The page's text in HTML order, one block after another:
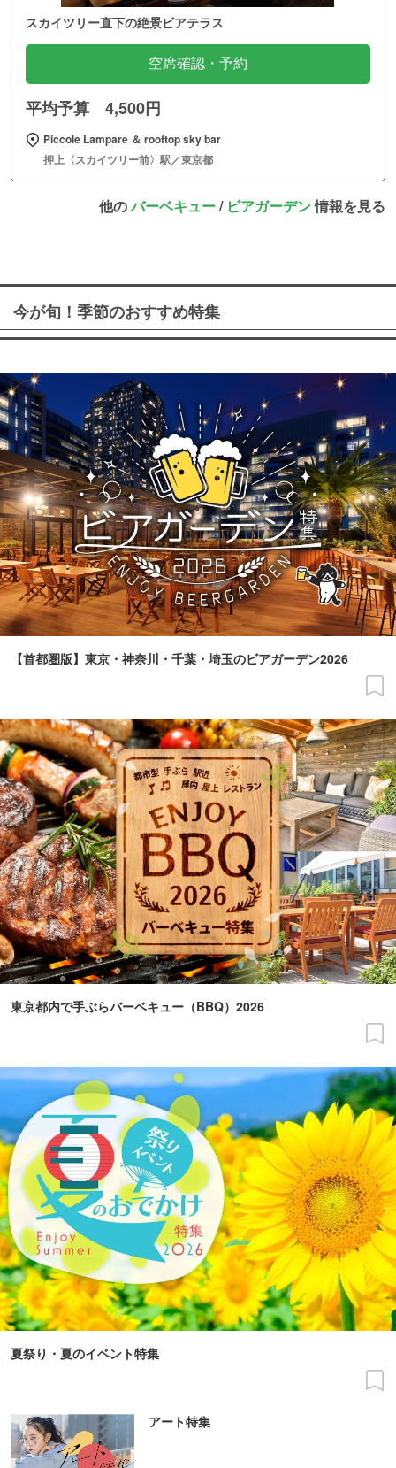
スカイツリー直下の絶景ビアテラス
空席確認・予約
平均予算 4,500円
Piccole Lampare ＆ rooftop sky bar
押上〈スカイツリー前〉駅／東京都
他のバーベキュー/ ビアガーデン情報を見る
今が旬！季節のおすすめ特集
【首都圏版】東京・神奈川・千葉・埼玉のビアガーデン2026
東京都内で手ぶらバーベキュー（BBQ）2026
夏祭り・夏のイベント特集
アート特集